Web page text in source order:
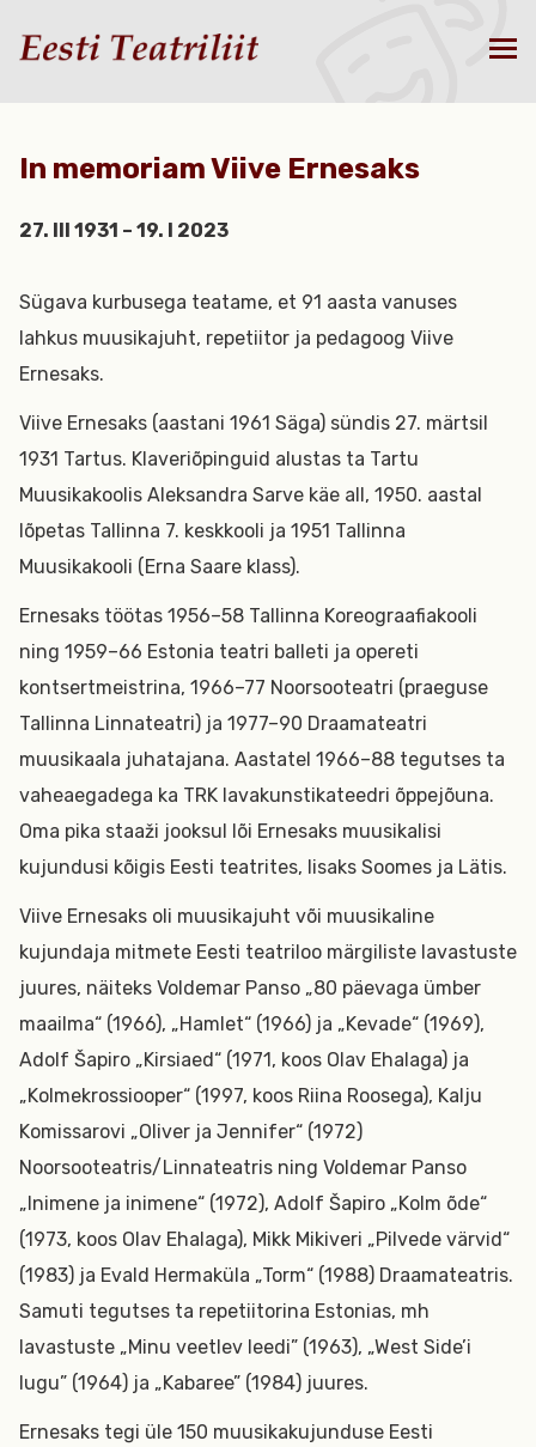
In memoriam Viive Ernesaks
27. III 1931 – 19. I 2023
Sügava kurbusega teatame, et 91 aasta vanuses
lahkus muusikajuht, repetiitor ja pedagoog Viive
Ernesaks.
Viive Ernesaks (aastani 1961 Säga) sündis 27. märtsil
1931 Tartus. Klaveriõpinguid alustas ta Tartu
Muusikakoolis Aleksandra Sarve käe all, 1950. aastal
lõpetas Tallinna 7. keskkooli ja 1951 Tallinna
Muusikakooli (Erna Saare klass).
Ernesaks töötas 1956–58 Tallinna Koreograafiakooli
ning 1959–66 Estonia teatri balleti ja opereti
kontsertmeistrina, 1966–77 Noorsooteatri (praeguse
Tallinna Linnateatri) ja 1977–90 Draamateatri
muusikaala juhatajana. Aastatel 1966–88 tegutses ta
vaheaegadega ka TRK lavakunstikateedri õppejõuna.
Oma pika staaži jooksul lõi Ernesaks muusikalisi
kujundusi kõigis Eesti teatrites, lisaks Soomes ja Lätis.
Viive Ernesaks oli muusikajuht või muusikaline
kujundaja mitmete Eesti teatriloo märgiliste lavastuste
juures, näiteks Voldemar Panso „80 päevaga ümber
maailma“ (1966), „Hamlet“ (1966) ja „Kevade“ (1969),
Adolf Šapiro „Kirsiaed“ (1971, koos Olav Ehalaga) ja
„Kolmekrossiooper“ (1997, koos Riina Roosega), Kalju
Komissarovi „Oliver ja Jennifer“ (1972)
Noorsooteatris/Linnateatris ning Voldemar Panso
„Inimene ja inimene“ (1972), Adolf Šapiro „Kolm õde“
(1973, koos Olav Ehalaga), Mikk Mikiveri „Pilvede värvid“
(1983) ja Evald Hermaküla „Torm“ (1988) Draamateatris.
Samuti tegutses ta repetiitorina Estonias, mh
lavastuste „Minu veetlev leedi” (1963), „West Side’i
lugu” (1964) ja „Kabaree” (1984) juures.
Ernesaks tegi üle 150 muusikakujunduse Eesti